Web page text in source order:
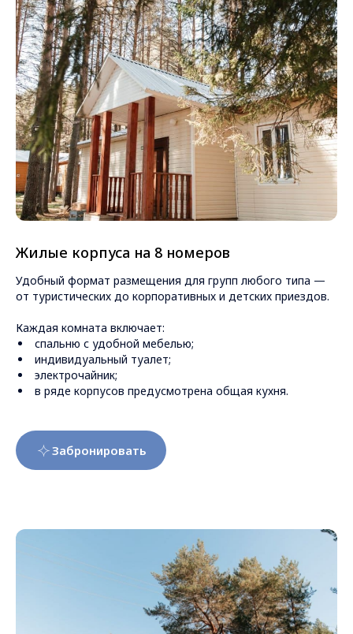
Жилые корпуса на 8 номеров
Удобный формат размещения для групп любого типа —
от туристических до корпоративных и детских приездов.
Каждая комната включает:
спальню с удобной мебелью;
индивидуальный туалет;
электрочайник;
в ряде корпусов предусмотрена общая кухня.
Забронировать